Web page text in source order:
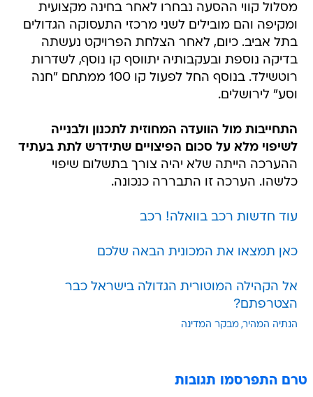
מסלול קווי ההסעה נבחרו לאחר בחינה מקצועית
ומקיפה והם מובילים לשני מרכזי התעסוקה הגדולים
בתל אביב. כיום, לאחר הצלחת הפרויקט נעשתה
בדיקה נוספת ובעקבותיה יתווסף קו נוסף, לשדרות
רוטשילד. בנוסף החל לפעול קו 100 ממתחם "חנה
וסע" לירושלים.
התחייבות מול הוועדה המחוזית לתכנון ולבנייה
לשיפוי מלא על סכום הפיצויים שתידרש לתת בעתיד
ההערכה הייתה שלא יהיה צורך בתשלום שיפוי
כלשהו. הערכה זו התבררה כנכונה.
עוד חדשות רכב בוואלה! רכב
כאן תמצאו את המכונית הבאה שלכם
אל הקהילה המוטורית הגדולה בישראל כבר
הצטרפתם?
הנתיה המהיר מבקר המדינה
טרם התפרסמו תגובות